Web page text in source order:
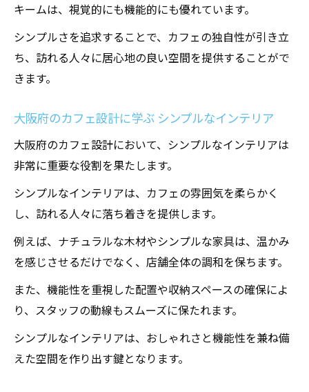
キームは、視覚的にも機能的にも優れています。
シンプルさを追求することで、カフェの独自性が引き立
ち、訪れる人々に居心地の良い空間を提供することがで
きます。
大阪府のカフェ設計に学ぶ シンプルなインテリア
大阪府のカフェ設計において、シンプルなインテリアは
非常に重要な役割を果たします。
シンプルなインテリアは、カフェの雰囲気を柔らかく
し、訪れる人々に落ち着きを提供します。
例えば、ナチュラルな木材やシンプルな家具は、温かみ
を感じさせるだけでなく、店舗全体の調和を保ちます。
また、機能性を重視した配置や収納スペースの確保によ
り、スタッフの動線もスムーズに保たれます。
シンプルなインテリアは、おしゃれさと機能性を兼ね備
えた空間を作り出す鍵となります。